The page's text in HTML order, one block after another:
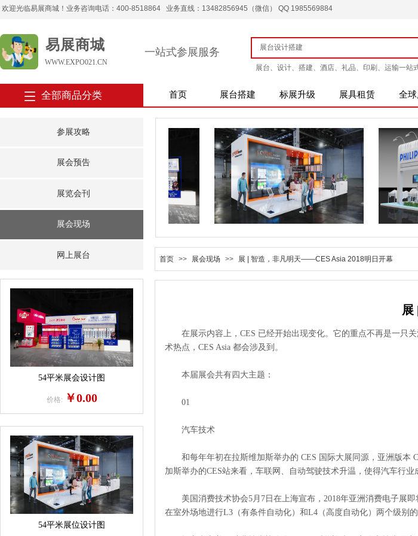
欢迎光临易展商城！业务咨询电话：400-8518864 业务直线：13482856945（微信） QQ 1985569884
WWW.EXPO021.CN
易展商城 一站式参展服务
展台、设计、搭建、酒店、礼品、印刷、运输一站
首页 展台搭建 标展升级 展具租赁 全
全部商品分类
参展攻略
展会预告
展览会刊
展会现场
网上展台 首页 >> 展会现场 >> 展 | 智造，非凡明天——CES Asia 2018明日开幕
54平米展会设计图
价格: ￥0.00
54平米展位设计图
展
在展示内容上，CES 已经开始出现变化。它的重点不再是一只关
术热点，CES Asia 都会涉及到。
本届展会共有四大主题：
01
汽车技术
和每年年初在拉斯维加斯举办的 CES 国际大展同源，亚洲版本
加斯举办的CES站来看，车联网、自动驾驶技术升温，使得汽车行业
美国消费技术协会5月7日在上海宣布，2018年亚洲消费电子展即
在室外场地进行L3（有条件自动化）和L4（高度自动化）两个级别的